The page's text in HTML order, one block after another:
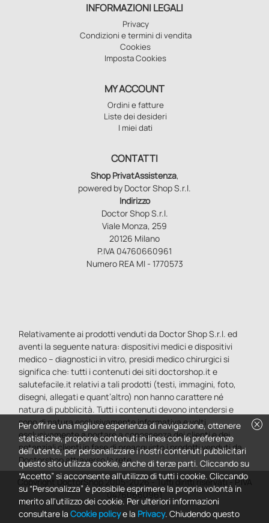
INFORMAZIONI LEGALI
Privacy
Condizioni e termini di vendita
Cookies
Imposta Cookies
MY ACCOUNT
Ordini e fatture
Liste dei desideri
I miei dati
CONTATTI
Shop PrivatAssistenza,
powered by Doctor Shop S.r.l.
Indirizzo
Doctor Shop S.r.l.
Viale Monza, 259
20126 Milano
P.IVA 04760660961
Numero REA MI - 1770573
Relativamente ai prodotti venduti da Doctor Shop S.r.l. ed
aventi la seguente natura: dispositivi medici e dispositivi
medico – diagnostici in vitro, presidi medico chirurgici si
significa che: tutti i contenuti dei siti doctorshop.it e
salutefacile.it relativi a tali prodotti (testi, immagini, foto,
disegni, allegati e quant’altro) non hanno carattere né
natura di pubblicità. Tutti i contenuti devono intendersi e
sono di natura esclusivamente informativa e volti
esclusivamente a portare a conoscenza dei clienti e dei
potenziali clienti in fase di preacquisto i prodotti venduti da
Doctorshop attraverso la rete.
Copyright DoctorShop 2005-2026 - Tutti diritti riservati - P.IVA
04760660961
cancel
Per offrire una migliore esperienza di navigazione, ottenere
statistiche, proporre contenuti in linea con le preferenze
dell'utente, per personalizzare i nostri contenuti pubblicitari
questo sito utilizza cookie, anche di terze parti. Cliccando su
“Accetto” si acconsente all'utilizzo di tutti i cookie. Cliccando
su “Personalizza” è possibile esprimere la propria volontà in
merito all'utilizzo dei cookie. Per ulteriori informazioni
consultare la Cookie policye la Privacy. Chiudendo questo